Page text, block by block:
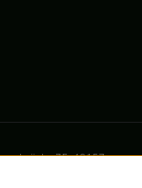
75, 48157